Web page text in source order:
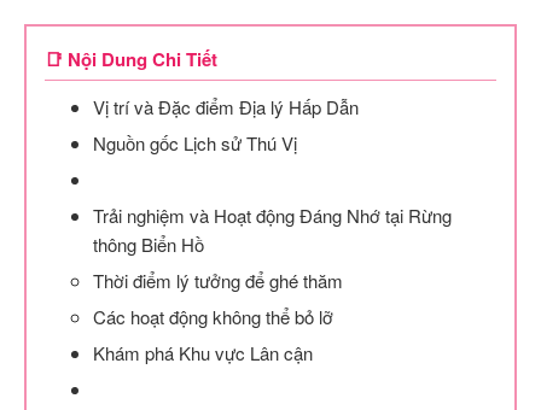
📑 Nội Dung Chi Tiết
Vị trí và Đặc điểm Địa lý Hấp Dẫn
Nguồn gốc Lịch sử Thú Vị
Trải nghiệm và Hoạt động Đáng Nhớ tại Rừng
thông Biển Hồ
Thời điểm lý tưởng để ghé thăm
Các hoạt động không thể bỏ lỡ
Khám phá Khu vực Lân cận